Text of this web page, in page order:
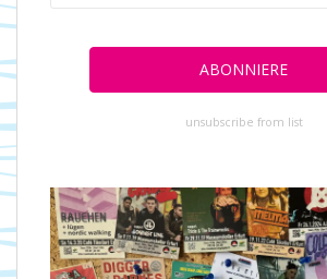
unsubscribe from list